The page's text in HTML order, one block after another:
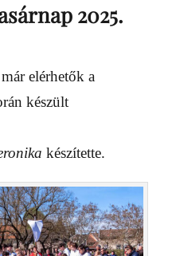
2025.
elérhetők a
készült
készítette.